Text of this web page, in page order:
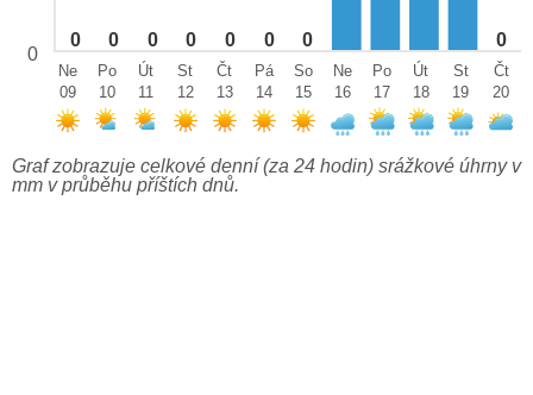
0 0 0 0 0 0 0 0
0
Ne
09
Po
10
Út
11
St
12
Čt
13
Pá
14
So
15
Ne
16
Po
17
Út
18
St
19
Čt
20
Graf zobrazuje celkové denní (za 24 hodin) srážkové úhrny v
mm v průběhu příštích dnů.